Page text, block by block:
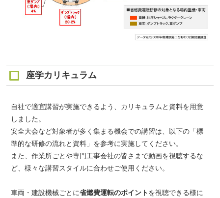
座学カリキュラム
自社で適宜講習が実施できるよう、カリキュラムと資料を用意
しました。
安全大会など対象者が多く集まる機会での講習は、以下の「標
準的な研修の流れと資料」を参考に実施してください。
また、作業所ごとや専門工事会社の皆さまで動画を視聴するな
ど、様々な講習スタイルに合わせご使用ください。
車両・建設機械ごとに省燃費運転のポイントを視聴できる様に